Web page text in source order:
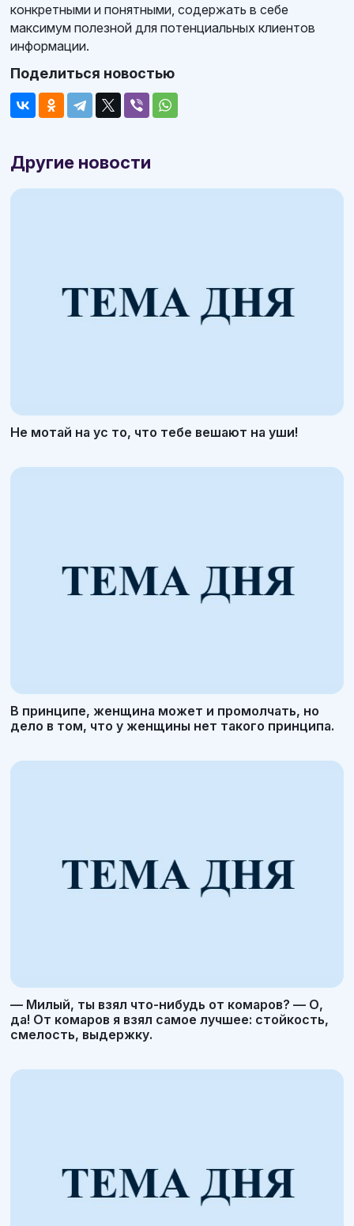
конкретными и понятными, содержать в себе
максимум полезной для потенциальных клиентов
информации.
Поделиться новостью
Другие новости
Не мотай на ус то, что тебе вешают на уши!
В принципе, женщина может и промолчать, но
дело в том, что у женщины нет такого принципа.
— Милый, ты взял что-нибудь от комаров? — О,
да! От комаров я взял самое лучшее: стойкость,
смелость, выдержку.